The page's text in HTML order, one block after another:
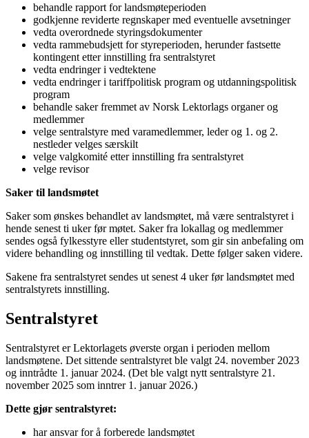
behandle rapport for landsmøteperioden
godkjenne reviderte regnskaper med eventuelle avsetninger
vedta overordnede styringsdokumenter
vedta rammebudsjett for styreperioden, herunder fastsette
kontingent etter innstilling fra sentralstyret
vedta endringer i vedtektene
vedta endringer i tariffpolitisk program og utdanningspolitisk
program
behandle saker fremmet av Norsk Lektorlags organer og
medlemmer
velge sentralstyre med varamedlemmer, leder og 1. og 2.
nestleder velges særskilt
velge valgkomité etter innstilling fra sentralstyret
velge revisor
Saker til landsmøtet
Saker som ønskes behandlet av landsmøtet, må være sentralstyret i
hende senest ti uker før møtet. Saker fra lokallag og medlemmer
sendes også fylkesstyre eller studentstyret, som gir sin anbefaling om
videre behandling og innstilling til vedtak. Dette følger saken videre.
Sakene fra sentralstyret sendes ut senest 4 uker før landsmøtet med
sentralstyrets innstilling.
Sentralstyret
Sentralstyret er Lektorlagets øverste organ i perioden mellom
landsmøtene. Det sittende sentralstyret ble valgt 24. november 2023
og inntrådte 1. januar 2024. (Det ble valgt nytt sentralstyre 21.
november 2025 som inntrer 1. januar 2026.)
Dette gjør sentralstyret:
har ansvar for å forberede landsmøtet